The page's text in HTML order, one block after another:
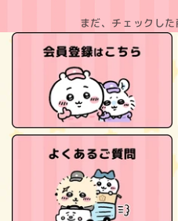
まだ、チェックした